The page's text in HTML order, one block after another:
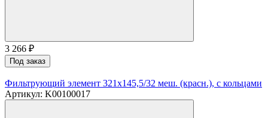
3 266 ₽
Под заказ
Фильтрующий элемент 321х145,5/32 меш. (красн.), с кольцами
Артикул: K00100017